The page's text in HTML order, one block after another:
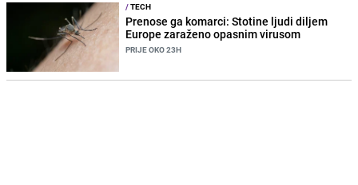
/TECH
Prenose ga komarci: Stotine ljudi diljem
Europe zaraženo opasnim virusom
PRIJE OKO 23H